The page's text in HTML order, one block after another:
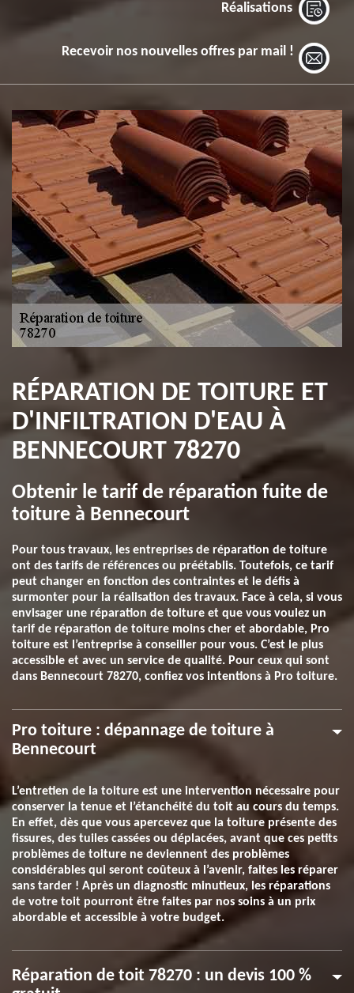
Réalisations
Recevoir nos nouvelles offres par mail !
RÉPARATION DE TOITURE ET
D'INFILTRATION D'EAU À
BENNECOURT 78270
Obtenir le tarif de réparation fuite de
toiture à Bennecourt
Pour tous travaux, les entreprises de réparation de toiture
ont des tarifs de références ou préétablis. Toutefois, ce tarif
peut changer en fonction des contraintes et le défis à
surmonter pour la réalisation des travaux. Face à cela, si vous
envisager une réparation de toiture et que vous voulez un
tarif de réparation de toiture moins cher et abordable, Pro
toiture est l’entreprise à conseiller pour vous. C’est le plus
accessible et avec un service de qualité. Pour ceux qui sont
dans Bennecourt 78270, confiez vos intentions à Pro toiture.
Pro toiture : dépannage de toiture à
Bennecourt
L’entretien de la toiture est une intervention nécessaire pour
conserver la tenue et l’étanchéité du toit au cours du temps.
En effet, dès que vous apercevez que la toiture présente des
fissures, des tuiles cassées ou déplacées, avant que ces petits
problèmes de toiture ne deviennent des problèmes
considérables qui seront coûteux à l’avenir, faites les réparer
sans tarder ! Après un diagnostic minutieux, les réparations
de votre toit pourront être faites par nos soins à un prix
abordable et accessible à votre budget.
Réparation de toit 78270 : un devis 100 %